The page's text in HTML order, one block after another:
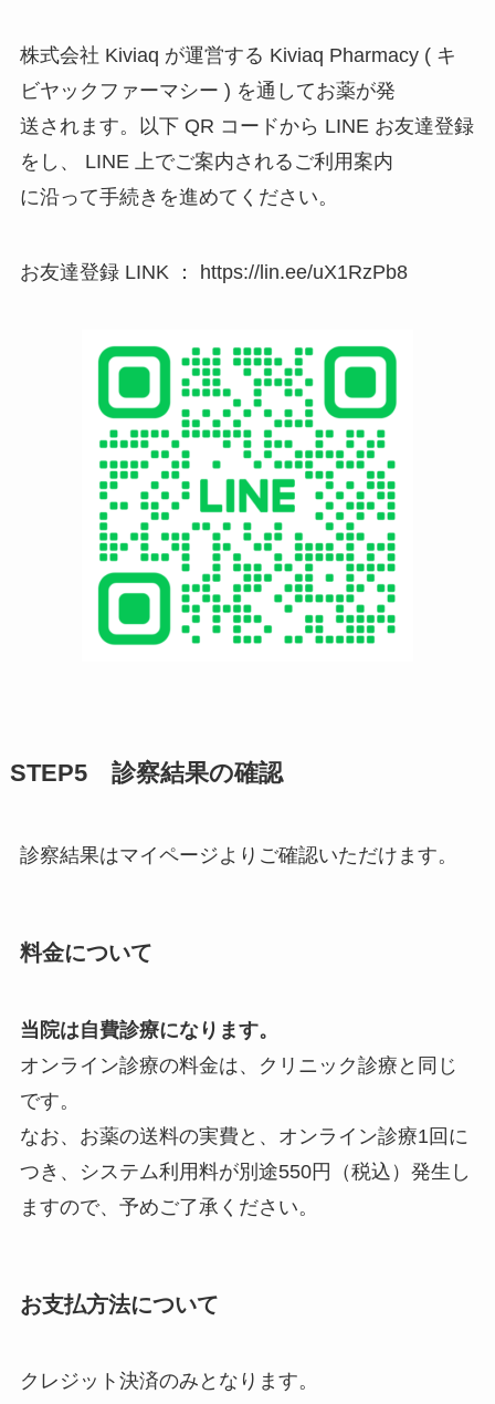
株式会社 Kiviaq が運営する Kiviaq Pharmacy ( キ
ビヤックファーマシー ) を通してお薬が発
送されます。以下 QR コードから LINE お友達登録
をし、 LINE 上でご案内されるご利用案内
に沿って手続きを進めてください。
お友達登録 LINK ： https://lin.ee/uX1RzPb8
STEP5 診察結果の確認
診察結果はマイページよりご確認いただけます。
料金について
当院は自費診療になります。
オンライン診療の料金は、クリニック診療と同じ
です。
なお、お薬の送料の実費と、オンライン診療1回に
つき、システム利用料が別途550円（税込）発生し
ますので、予めご了承ください。
お支払方法について
クレジット決済のみとなります。